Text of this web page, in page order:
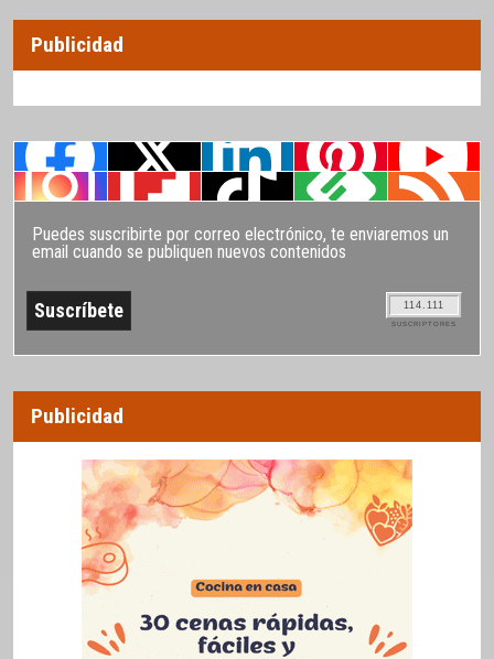
Publicidad
Puedes suscribirte por correo electrónico, te enviaremos un
email cuando se publiquen nuevos contenidos
114.111
SUSCRIPTORES
Publicidad